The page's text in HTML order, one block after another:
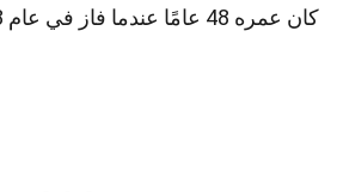
كان عمره 48 عامًا عندما فاز في عام 1968.